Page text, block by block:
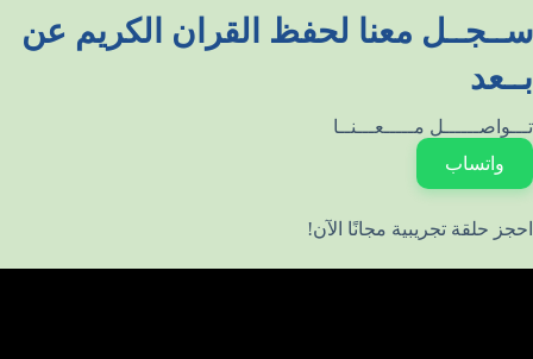
ســجــل معنا لحفظ القران الكريم عن
بــعد
تـــواصــــــل مـــــعـــنــا
واتساب
احجز حلقة تجريبية مجانًا الآن!